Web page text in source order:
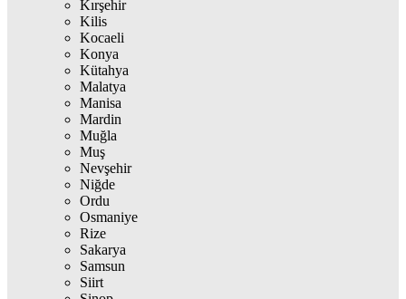
Kırşehir
Kilis
Kocaeli
Konya
Kütahya
Malatya
Manisa
Mardin
Muğla
Muş
Nevşehir
Niğde
Ordu
Osmaniye
Rize
Sakarya
Samsun
Siirt